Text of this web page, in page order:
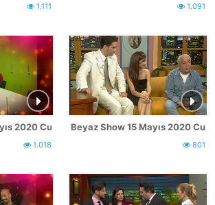
1.111 1.091
2020 Cumartesi Fragmanı
1.018
Beyaz Show 15 Mayıs 2020
801